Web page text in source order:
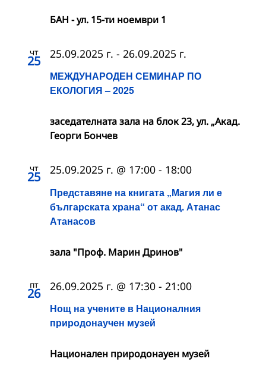
БАН - ул. 15-ти ноември 1
чт
25
МЕЖДУНАРОДЕН СЕМИНАР ПО
ЕКОЛОГИЯ – 2025
25.09.2025 г. - 26.09.2025 г.
заседателната зала на блок 23, ул. „Акад.
Георги Бончев
чт
25
Представяне на книгата „Магия ли е
българската храна“ от акад. Атанас
Атанасов
25.09.2025 г. @ 17:00 - 18:00
зала "Проф. Марин Дринов"
пт
26
Нощ на учените в Националния
природонаучен музей
26.09.2025 г. @ 17:30 - 21:00
Национален природонауен музей